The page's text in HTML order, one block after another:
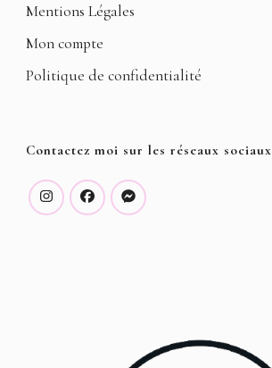
Mentions Légales
Mon compte
Politique de confidentialité
Contactez moi sur les réseaux sociaux